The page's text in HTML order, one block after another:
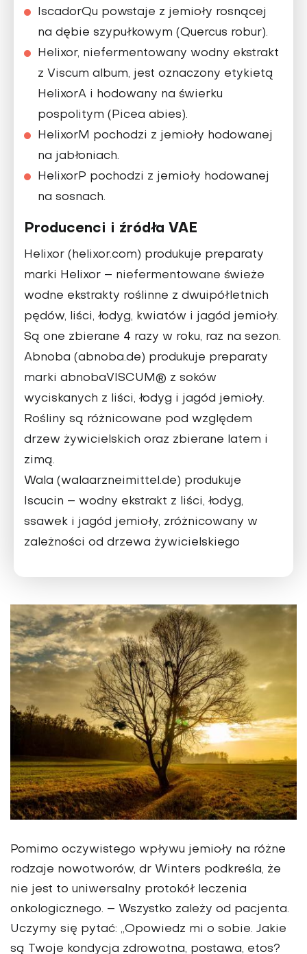
IscadorQu powstaje z jemioły rosnącej
na dębie szypułkowym (Quercus robur).
Helixor, niefermentowany wodny ekstrakt
z Viscum album, jest oznaczony etykietą
HelixorA i hodowany na świerku
pospolitym (Picea abies).
HelixorM pochodzi z jemioły hodowanej
na jabłoniach.
HelixorP pochodzi z jemioły hodowanej
na sosnach.
Producenci i źródła VAE
Helixor (helixor.com) produkuje preparaty
marki Helixor – niefermentowane świeże
wodne ekstrakty roślinne z dwuipółletnich
pędów, liści, łodyg, kwiatów i jagód jemioły.
Są one zbierane 4 razy w roku, raz na sezon.
Abnoba (abnoba.de) produkuje preparaty
marki abnobaVISCUM® z soków
wyciskanych z liści, łodyg i jagód jemioły.
Rośliny są różnicowane pod względem
drzew żywicielskich oraz zbierane latem i
zimą.
Wala (walaarzneimittel.de) produkuje
Iscucin – wodny ekstrakt z liści, łodyg,
ssawek i jagód jemioły, zróżnicowany w
zależności od drzewa żywicielskiego
Pomimo oczywistego wpływu jemioły na różne
rodzaje nowotworów, dr Winters podkreśla, że
nie jest to uniwersalny protokół leczenia
onkologicznego. – Wszystko zależy od pacjenta.
Uczymy się pytać: „Opowiedz mi o sobie. Jakie
są Twoje kondycja zdrowotna, postawa, etos?